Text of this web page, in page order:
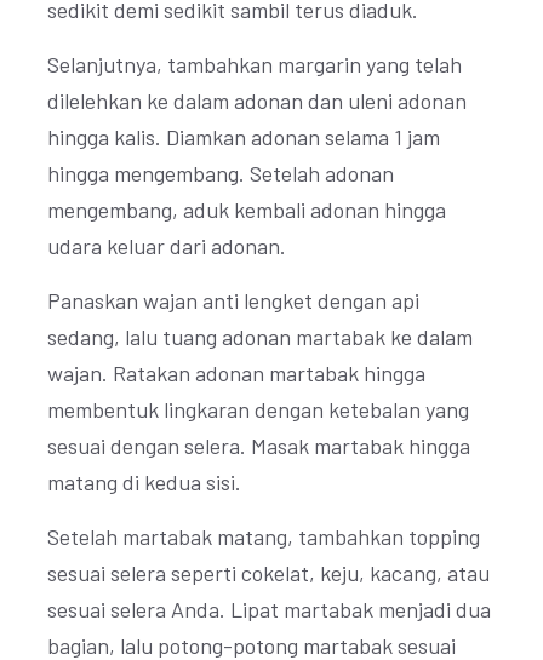
sedikit demi sedikit sambil terus diaduk.
Selanjutnya, tambahkan margarin yang telah
dilelehkan ke dalam adonan dan uleni adonan
hingga kalis. Diamkan adonan selama 1 jam
hingga mengembang. Setelah adonan
mengembang, aduk kembali adonan hingga
udara keluar dari adonan.
Panaskan wajan anti lengket dengan api
sedang, lalu tuang adonan martabak ke dalam
wajan. Ratakan adonan martabak hingga
membentuk lingkaran dengan ketebalan yang
sesuai dengan selera. Masak martabak hingga
matang di kedua sisi.
Setelah martabak matang, tambahkan topping
sesuai selera seperti cokelat, keju, kacang, atau
sesuai selera Anda. Lipat martabak menjadi dua
bagian, lalu potong-potong martabak sesuai